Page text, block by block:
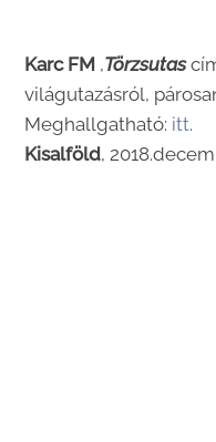
Karc FM ,Törzsutas
világutazásról,
Meghallgatható: itt.
Kisalföld,